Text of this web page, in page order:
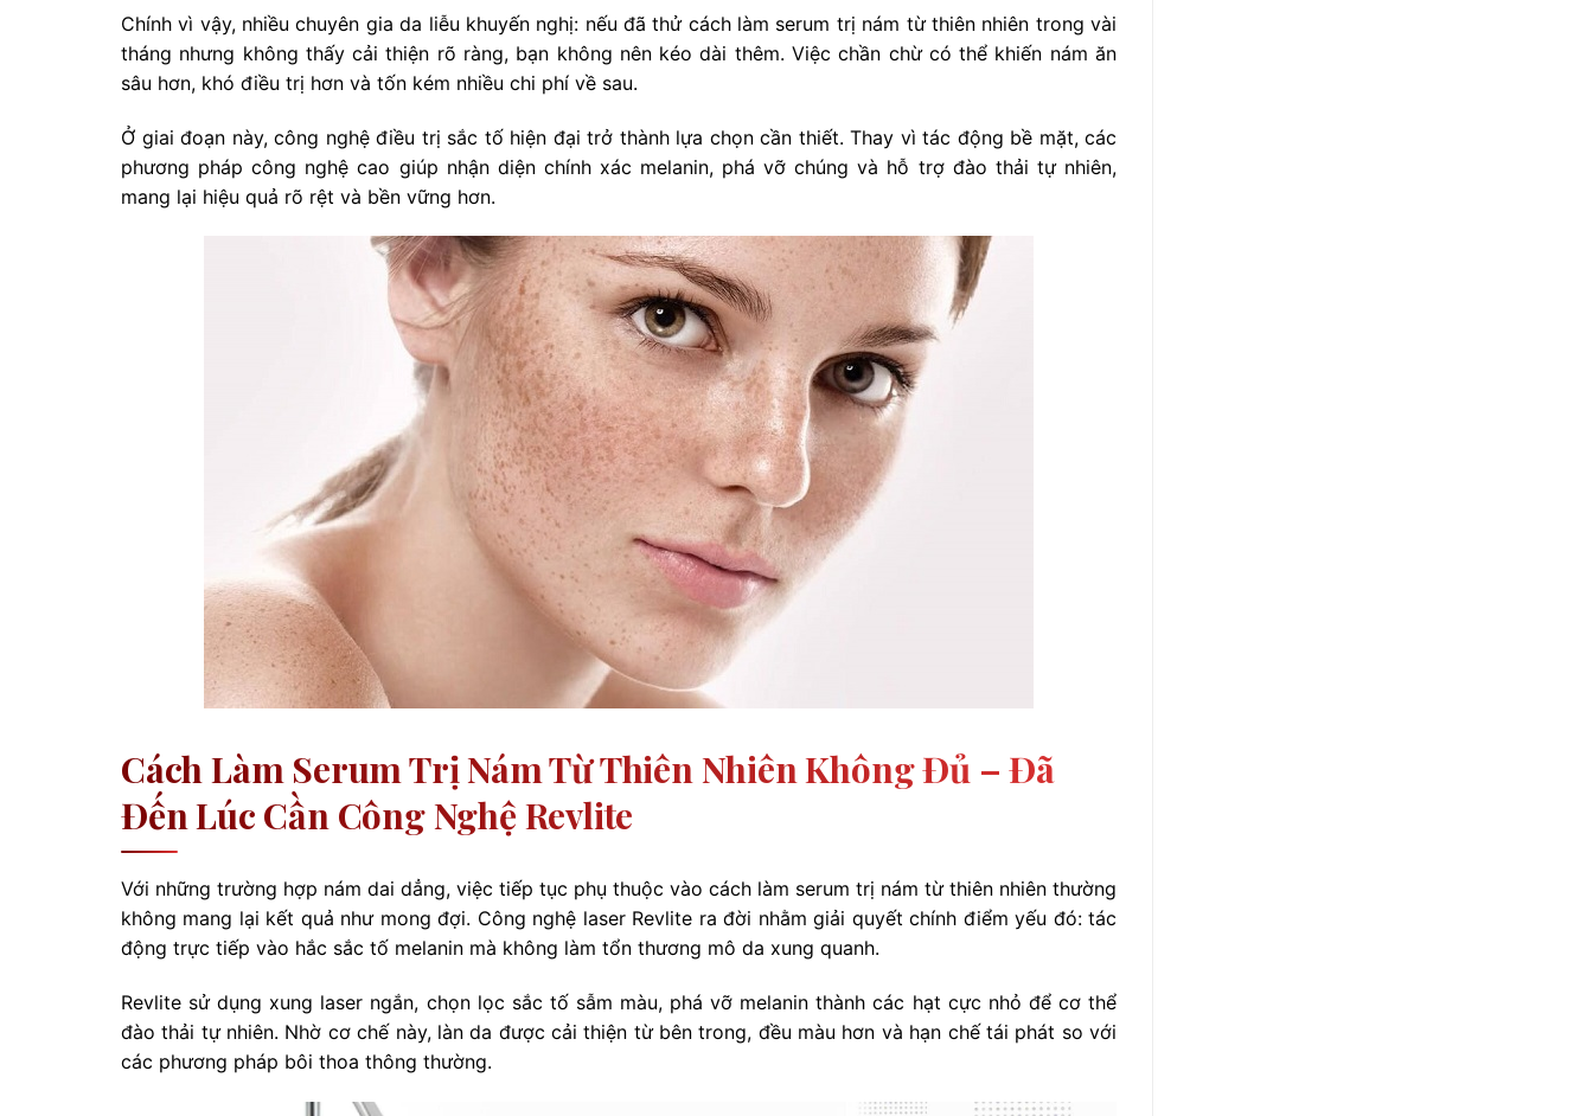
Chính vì vậy, nhiều chuyên gia da liễu khuyến nghị: nếu đã thử cách làm serum trị nám từ thiên nhiên trong vài
tháng nhưng không thấy cải thiện rõ ràng, bạn không nên kéo dài thêm. Việc chần chừ có thể khiến nám ăn
sâu hơn, khó điều trị hơn và tốn kém nhiều chi phí về sau.
Ở giai đoạn này, công nghệ điều trị sắc tố hiện đại trở thành lựa chọn cần thiết. Thay vì tác động bề mặt, các
phương pháp công nghệ cao giúp nhận diện chính xác melanin, phá vỡ chúng và hỗ trợ đào thải tự nhiên,
mang lại hiệu quả rõ rệt và bền vững hơn.
Cách Làm Serum Trị Nám Từ Thiên Nhiên Không Đủ – Đã
Đến Lúc Cần Công Nghệ Revlite
Với những trường hợp nám dai dẳng, việc tiếp tục phụ thuộc vào cách làm serum trị nám từ thiên nhiên thường
không mang lại kết quả như mong đợi. Công nghệ laser Revlite ra đời nhằm giải quyết chính điểm yếu đó: tác
động trực tiếp vào hắc sắc tố melanin mà không làm tổn thương mô da xung quanh.
Revlite sử dụng xung laser ngắn, chọn lọc sắc tố sẫm màu, phá vỡ melanin thành các hạt cực nhỏ để cơ thể
đào thải tự nhiên. Nhờ cơ chế này, làn da được cải thiện từ bên trong, đều màu hơn và hạn chế tái phát so với
các phương pháp bôi thoa thông thường.